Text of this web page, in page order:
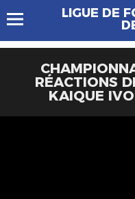
LIGUE DE
RÉACTIONS
KAIQUE